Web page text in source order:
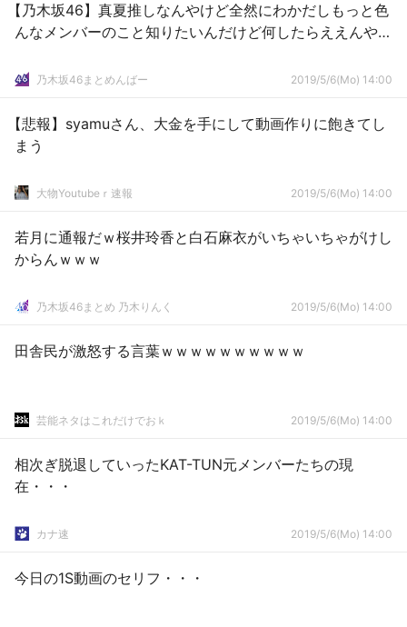
【乃木坂46】真夏推しなんやけど全然にわかだしもっと色
んなメンバーのこと知りたいんだけど何したらええんや…
乃木坂46まとめんばー 2019/5/6(Mo) 14:00
【悲報】syamuさん、大金を手にして動画作りに飽きてし
まう
大物Youtubeｒ速報 2019/5/6(Mo) 14:00
若月に通報だｗ桜井玲香と白石麻衣がいちゃいちゃがけし
からんｗｗｗ
乃木坂46まとめ 乃木りんく 2019/5/6(Mo) 14:00
田舎民が激怒する言葉ｗｗｗｗｗｗｗｗｗｗ
芸能ネタはこれだけでおｋ 2019/5/6(Mo) 14:00
相次ぎ脱退していったKAT-TUN元メンバーたちの現
在・・・
カナ速 2019/5/6(Mo) 14:00
今日の1S動画のセリフ・・・